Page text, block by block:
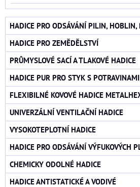
HADICE PRO ODSÁVÁNÍ PILIN, HOBLIN,
HADICE PRO ZEMĚDĚLSTVÍ
PRŮMYSLOVÉ SACÍ A TLAKOVÉ HADICE
HADICE PUR PRO STYK S POTRAVINAMI
FLEXIBILNÉ KOVOVÉ HADICE
UNIVERZÁLNÍ VENTILAČNÍ HADICE
VYSOKOTEPLOTNÍ HADICE
HADICE PRO ODSÁVÁNÍ VÝFUKOVÝCH
CHEMICKY ODOLNÉ HADICE
HADICE ANTISTATICKÉ A VODIVÉ